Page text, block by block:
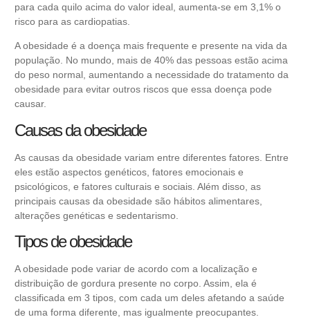
para cada quilo acima do valor ideal, aumenta-se em 3,1% o
risco para as cardiopatias
A obesidade é a doença mais frequente e presente na vida da
população. No mundo, mais de 40% das pessoas estão acima
do peso normal, aumentando a necessidade do tratamento da
obesidade para evitar outros riscos que essa doença pode
causar.
Causas da obesidade
As causas da obesidade variam entre diferentes fatores. Entre
eles estão aspectos genéticos, fatores emocionais e
psicológicos, e fatores culturais e sociais. Além disso, as
principais causas da obesidade são hábitos alimentares,
alterações genéticas e sedentarismo.
Tipos de obesidade
A obesidade pode variar de acordo com a localização e
distribuição de gordura presente no corpo. Assim, ela é
classificada em 3 tipos, com cada um deles afetando a saúde
de uma forma diferente, mas igualmente preocupantes.